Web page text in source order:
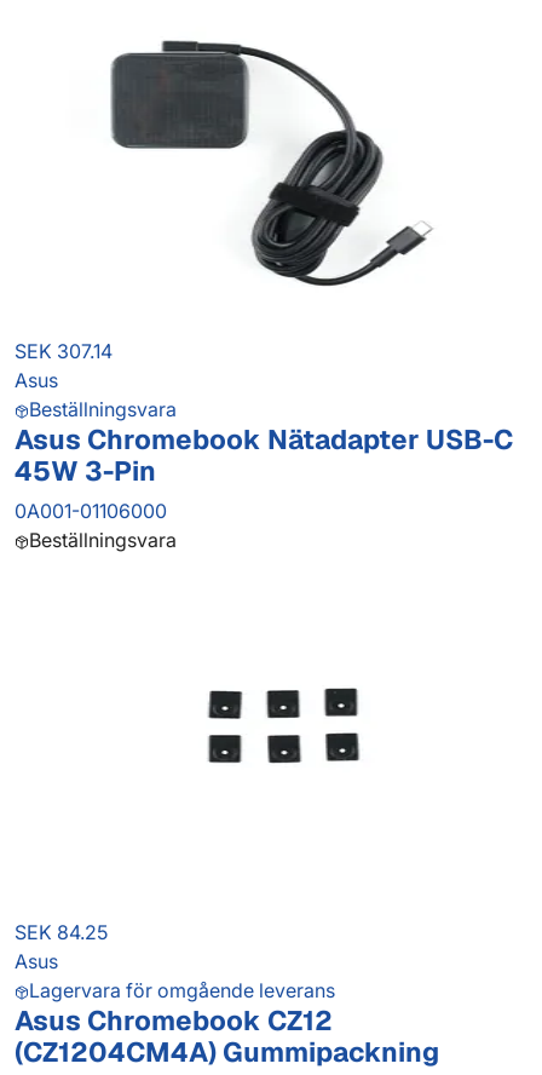
SEK 307.14
Asus
Beställningsvara
Asus Chromebook Nätadapter USB-C
45W 3-Pin
0A001-01106000
Beställningsvara
SEK 84.25
Asus
Lagervara för omgående leverans
Asus Chromebook CZ12
(CZ1204CM4A) Gummipackning